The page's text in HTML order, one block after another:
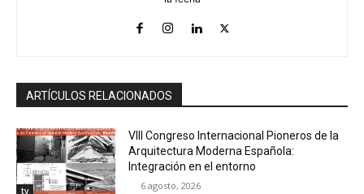
ARTÍCULOS RELACIONADOS
tv
VIII Congreso Internacional Pioneros de la
Arquitectura Moderna Española:
Integración en el entorno
6 agosto, 2026